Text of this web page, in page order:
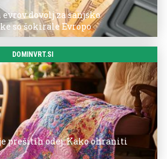
dovolj za sanjsko
so šokirale Evropo
DOMINVRT.SI
prešitih odej: Kako ohraniti